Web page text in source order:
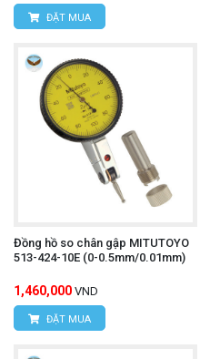
ĐẶT MUA
Đồng hồ so chân gập MITUTOYO
513-424-10E (0-0.5mm/0.01mm)
1,460,000 VND
ĐẶT MUA